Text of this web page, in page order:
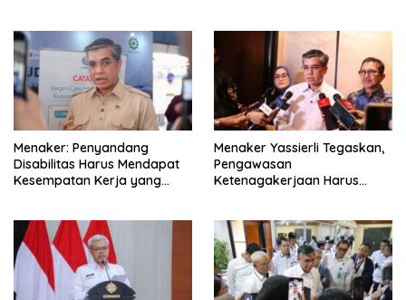
Menaker: Penyandang
Disabilitas Harus Mendapat
Kesempatan Kerja yang
Menaker Yassierli Tegaskan,
Pengawasan
Ketenagakerjaan Harus